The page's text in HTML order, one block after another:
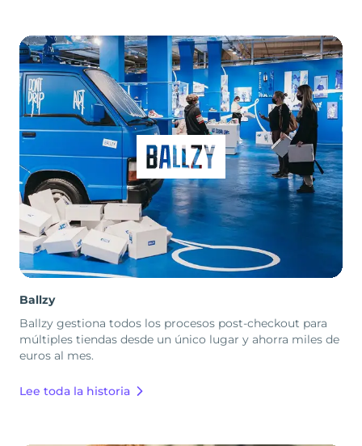
Ballzy
Ballzy gestiona todos los procesos post-checkout para
múltiples tiendas desde un único lugar y ahorra miles de
euros al mes.
Lee toda la historia